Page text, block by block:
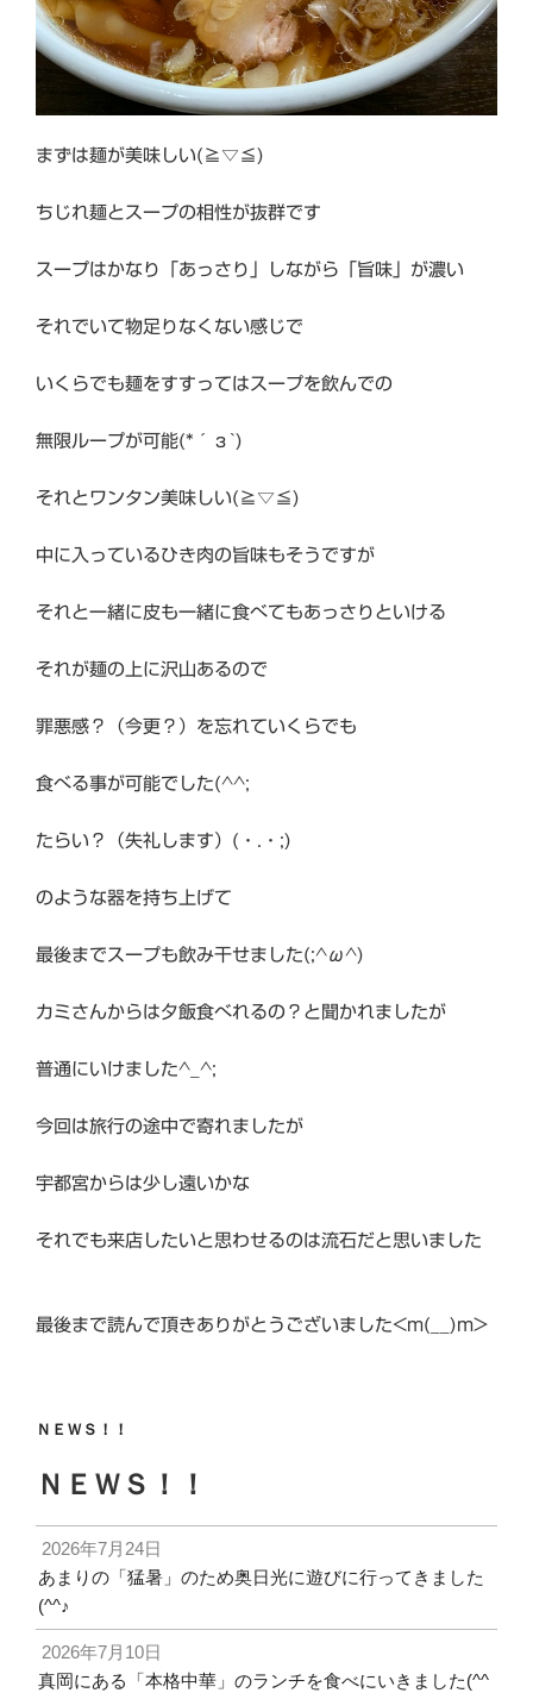
まずは麺が美味しい(≧▽≦)
ちじれ麺とスープの相性が抜群です
スープはかなり「あっさり」しながら「旨味」が濃い
それでいて物足りなくない感じで
いくらでも麺をすすってはスープを飲んでの
無限ループが可能(*´з`)
それとワンタン美味しい(≧▽≦)
中に入っているひき肉の旨味もそうですが
それと一緒に皮も一緒に食べてもあっさりといける
それが麺の上に沢山あるので
罪悪感？（今更？）を忘れていくらでも
食べる事が可能でした(^^;
たらい？（失礼します）(・.・;)
のような器を持ち上げて
最後までスープも飲み干せました(;^ω^)
カミさんからは夕飯食べれるの？と聞かれましたが
普通にいけました^_^;
今回は旅行の途中で寄れましたが
宇都宮からは少し遠いかな
それでも来店したいと思わせるのは流石だと思いました
最後まで読んで頂きありがとうございました<m(__)m>
ＮＥＷＳ！！
ＮＥＷＳ！！
2026年7月24日
あまりの「猛暑」のため奥日光に遊びに行ってきました
(^^♪
2026年7月10日
真岡にある「本格中華」のランチを食べにいきました(^^